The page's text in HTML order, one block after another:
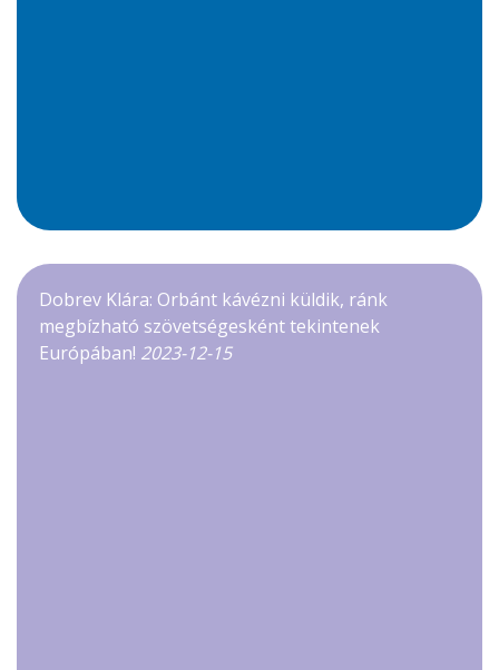
Dobrev Klára: Orbánt kávézni küldik, ránk
megbízható szövetségesként tekintenek
Európában! 2023-12-15